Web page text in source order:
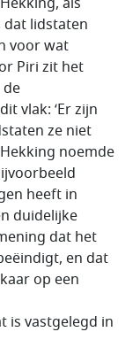
dat lidstaten
voor wat
Piri zit het
vlak: ‘Er zijn
ze niet
noemde
heeft in
duidelijke
dat het
en dat
op een
is vastgelegd in